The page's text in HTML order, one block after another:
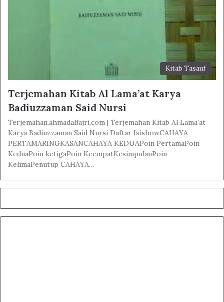
Kitab Tasauf
Terjemahan Kitab Al Lama’at Karya
Badiuzzaman Said Nursi
Terjemahan.ahmadalfajri.com | Terjemahan Kitab Al Lama’at
Karya Badiuzzaman Said Nursi Daftar IsishowCAHAYA
PERTAMARINGKASANCAHAYA KEDUAPoin PertamaPoin
KeduaPoin ketigaPoin KeempatKesimpulanPoin
KelimaPenutup CAHAYA…